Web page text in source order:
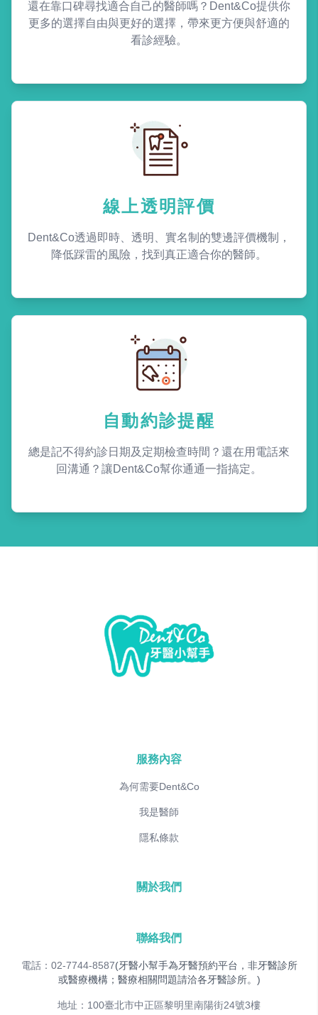
還在靠口碑尋找適合自己的醫師嗎？Dent&Co提供你
更多的選擇自由與更好的選擇，帶來更方便與舒適的
看診經驗。
線上透明評價
Dent&Co透過即時、透明、實名制的雙邊評價機制，
降低踩雷的風險，找到真正適合你的醫師。
自動約診提醒
總是記不得約診日期及定期檢查時間？還在用電話來
回溝通？讓Dent&Co幫你通通一指搞定。
服務內容
為何需要Dent&Co
我是醫師
隱私條款
關於我們
聯絡我們
電話：02-7744-8587(牙醫小幫手為牙醫預約平台，非牙醫診所
或醫療機構；醫療相關問題請洽各牙醫診所。)
地址：100臺北市中正區黎明里南陽街24號3樓